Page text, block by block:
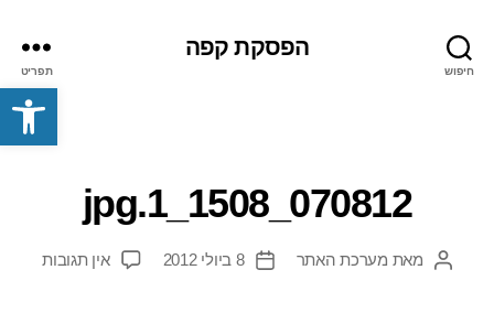
פתח סרגל נגישות
חיפוש
הפסקת קפה
תפריט
070812_1508_1.jpg
המחבר
מאת מערכת האתר
תאריך
8 ביולי 2012 אין תגובותעל